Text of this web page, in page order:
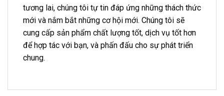
tương lai, chúng tôi tự tin đáp ứng những thách thức
mới và nắm bắt những cơ hội mới. Chúng tôi sẽ
cung cấp sản phẩm chất lượng tốt, dịch vụ tốt hơn
để hợp tác với bạn, và phấn đấu cho sự phát triển
chung.